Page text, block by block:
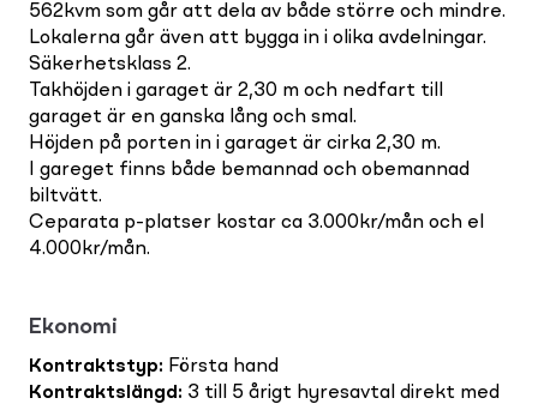
562kvm som går att dela av både större och mindre.
Lokalerna går även att bygga in i olika avdelningar.
Säkerhetsklass 2.
Takhöjden i garaget är 2,30 m och nedfart till
garaget är en ganska lång och smal.
Höjden på porten in i garaget är cirka 2,30 m.
I gareget finns både bemannad och obemannad
biltvätt.
Ceparata p-platser kostar ca 3.000kr/mån och el
4.000kr/mån.
Ekonomi
Kontraktstyp: Första hand
Kontraktslängd : 3 till 5 årigt hyresavtal direkt med